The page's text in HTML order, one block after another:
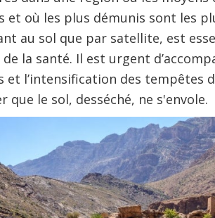
et où les plus démunis sont les
au sol que par satellite, est
la santé. Il est urgent
et l’intensification des tempêtes
le sol, desséché, ne s'envole.